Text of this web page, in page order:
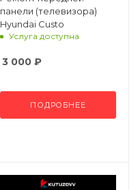
панели (телевизора)
Hyundai Custo
Услуга доступна
3 000₽
ПОДРОБНЕЕ